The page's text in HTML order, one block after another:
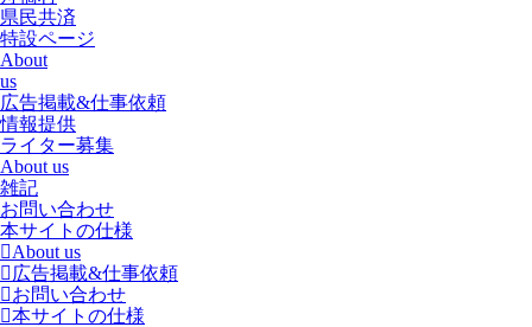
県民共済
特設ページ
About
us
広告掲載&仕事依頼
情報提供
ライター募集
About us
雑記
お問い合わせ
本サイトの仕様
About us
広告掲載&仕事依頼
お問い合わせ
本サイトの仕様